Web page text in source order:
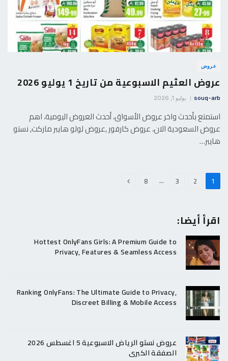
عروض
عروض العثيم الاسبوعية من تاريخ 1 يوليو 2026
souq-arb يوليو 1, 2026
استمتع بأحدث واخر عروض الأسواق، أحدث العروض اليومية، اهم
عروض السعودية الان، عروض كارفور ,عروض لولو هايبر ماركت, نستو
هايبر…
1
2
3
…
8 التالي
اقرأ أيضا:
Hottest OnlyFans Girls: A Premium Guide to
Privacy, Features & Seamless Access
Ranking OnlyFans: The Ultimate Guide to Privacy,
Discreet Billing & Mobile Access
عروض نستو الرياض الاسبوعية 5 اغسطس 2026
الصفقة الكبرى